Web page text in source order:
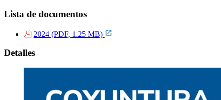
Lista de documentos
2024 (PDF, 1.25 MB)
Detalles